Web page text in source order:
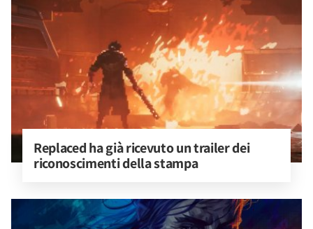
Replaced ha già ricevuto un trailer dei
riconoscimenti della stampa